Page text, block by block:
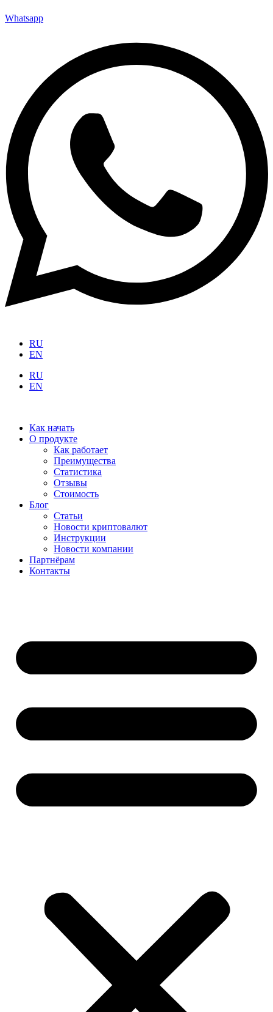
Whatsapp
RU
EN
RU
EN
Как начать
О продукте
Как работает
Преимущества
Статистика
Отзывы
Стоимость
Блог
Статьи
Новости криптовалют
Инструкции
Новости компании
Партнёрам
Контакты